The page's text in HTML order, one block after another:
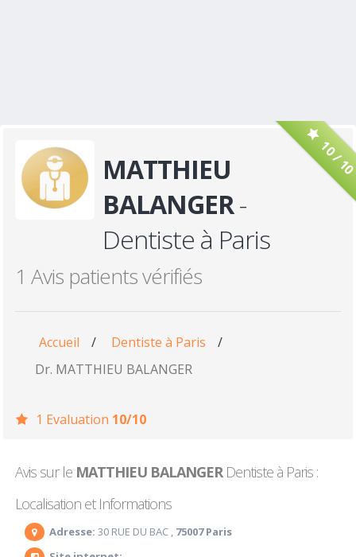
10 /
MATTHIEU
BALANGER-
Dentiste à Paris
1 Avis patients vérifiés
Accueil / Dentiste à Paris
/
Dr. MATTHIEU BALANGER
1 Evaluation 10/10
Avis sur le MATTHIEU BALANGERDentiste à Paris :
Localisation et Informations
Adresse: 30 RUE DU BAC , 75007 Paris